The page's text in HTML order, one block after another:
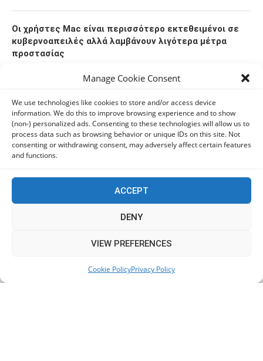
Manage Cookie Consent
We use technologies like cookies to store and/or access device
information. We do this to improve browsing experience and to show
(non-) personalized ads. Consenting to these technologies will allow us to
process data such as browsing behavior or unique IDs on this site. Not
consenting or withdrawing consent, may adversely affect certain features
and functions.
ACCEPT
DENY
VIEW PREFERENCES
Cookie PolicyPrivacy Policy
Οι χρήστες Mac είναι περισσότερο εκτεθειμένοι σε
κυβερνοαπειλές αλλά λαμβάνουν λιγότερα μέτρα
προστασίας
Πόλη Χρυσοχούς: Σε εξέλιξη η ενοποίηση τεσσάρων
αρχαιολογικών χώρων (εικόνες)
06/08/2026
όσους δεν συμμορφώθηκαν για τις επικίνδυνες
06/08/2026
This website uses cookies to improve your experience. We'll
Accept
Read More